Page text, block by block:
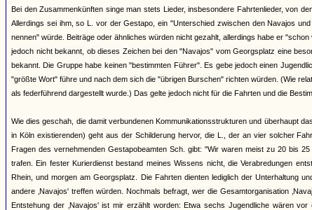
Bei den Zusammenkünften singe man stets Lieder, insbesondere Fahrtenlieder, von
Allerdings sei ihm, so L. vor der Gestapo, ein "Unterschied zwischen den Navajos
nennen" würde. Beiträge oder ähnliches würden nicht gezahlt, allerdings habe er
jedoch nicht bekannt, ob dieses Zeichen bei den "Navajos" vom Georgsplatz eine
bekannt. Die Gruppe habe keinen "bestimmten Führer". Es gebe jedoch einen
"größte Wort" führe und nach dem sich die "übrigen Burschen" richten würden. (Wie
als federführend dargestellt wurde.) Das gelte jedoch nicht für die Fahrten und die
Wie dies geschah, die damit verbundenen Kommunikationsstrukturen und überhaupt
in Köln existierenden) geht aus der Schilderung hervor, die L., der an vier solcher
Fragen des vernehmenden Gestapobeamten Sch. gibt: "Wir waren meist zu 20 bis
trafen. Ein fester Kurierdienst bestand meines Wissens nicht, die Verabredungen
Rhein, und morgen am Georgsplatz. Die Fahrten dienten lediglich der Unterhaltung
andere ‚Navajos' treffen würden. Nochmals befragt, wer die Gesamtorganisation
Entstehung der ‚Navajos' ist mir erzählt worden: Etwa sechs Jugendliche wären